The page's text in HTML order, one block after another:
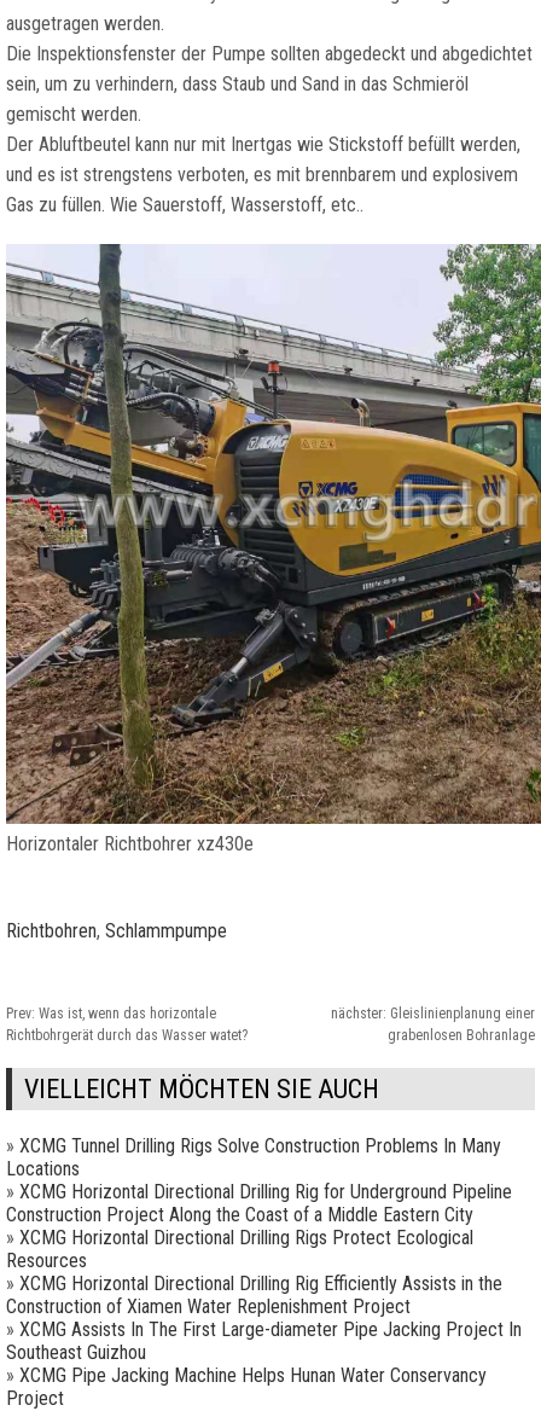
ausgetragen werden.
Die Inspektionsfenster der Pumpe sollten abgedeckt und abgedichtet
sein, um zu verhindern, dass Staub und Sand in das Schmieröl
gemischt werden.
Der Abluftbeutel kann nur mit Inertgas wie Stickstoff befüllt werden,
und es ist strengstens verboten, es mit brennbarem und explosivem
Gas zu füllen. Wie Sauerstoff, Wasserstoff, etc..
Horizontaler Richtbohrer xz430e
Richtbohren, Schlammpumpe
Prev: Was ist, wenn das horizontale
Richtbohrgerät durch das Wasser watet?
nächster: Gleislinienplanung einer
grabenlosen Bohranlage
VIELLEICHT MÖCHTEN SIE AUCH
» XCMG Tunnel Drilling Rigs Solve Construction Problems In Many
Locations
» XCMG Horizontal Directional Drilling Rig for Underground Pipeline
Construction Project Along the Coast of a Middle Eastern City
» XCMG Horizontal Directional Drilling Rigs Protect Ecological
Resources
» XCMG Horizontal Directional Drilling Rig Efficiently Assists in the
Construction of Xiamen Water Replenishment Project
» XCMG Assists In The First Large-diameter Pipe Jacking Project In
Southeast Guizhou
» XCMG Pipe Jacking Machine Helps Hunan Water Conservancy
Project